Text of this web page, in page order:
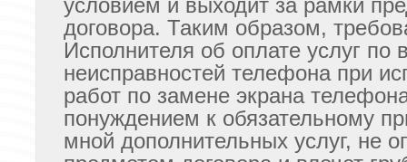
условием и выходит за рамки
договора. Таким образом,
Исполнителя об оплате услуг по
неисправностей телефона при
работ по замене экрана
понуждением к обязательному
мной дополнительных услуг, не